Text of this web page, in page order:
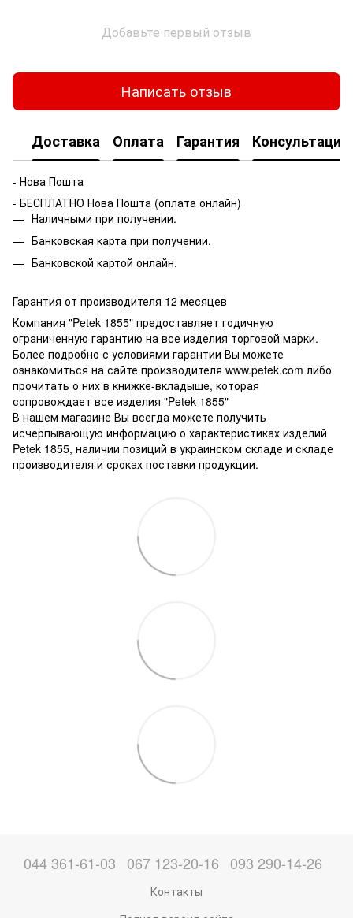
Добавьте первый отзыв
Написать отзыв
Доставка Оплата Гарантия Консультация
- Нова Пошта
- БЕСПЛАТНО Нова Пошта (оплата онлайн)
Наличными при получении.
Банковская карта при получении.
Банковской картой онлайн.
Гарантия от производителя 12 месяцев
Компания "Petek 1855" предоставляет годичную
ограниченную гарантию на все изделия торговой марки.
Более подробно с условиями гарантии Вы можете
ознакомиться на сайте производителя www.petek.com либо
прочитать о них в книжке-вкладыше, которая
сопровождает все изделия "Petek 1855"
В нашем магазине Вы всегда можете получить
исчерпывающую информацию о характеристиках изделий
Petek 1855, наличии позиций в украинском складе и складе
производителя и сроках поставки продукции.
044 361-61-03 067 123-20-16 093 290-14-26
Контакты